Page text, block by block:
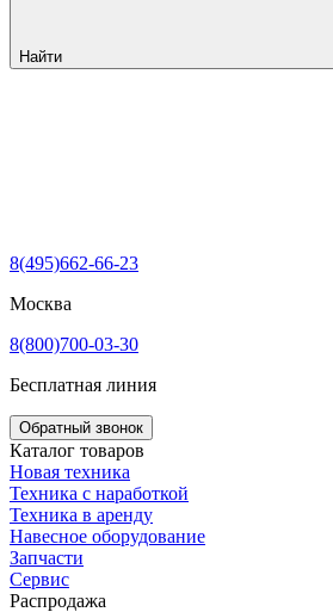
Найти
8(495)662-66-23
Москва
8(800)700-03-30
Бесплатная линия
Обратный звонок
Каталог товаров
Новая техника
Техника с наработкой
Техника в аренду
Навесное оборудование
Запчасти
Сервис
Распродажа